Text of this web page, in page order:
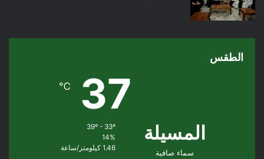
الطقس
المسيلة
سماء صافية
37
℃
39º - 33º
14%
1.46 كيلومتر/ساعة